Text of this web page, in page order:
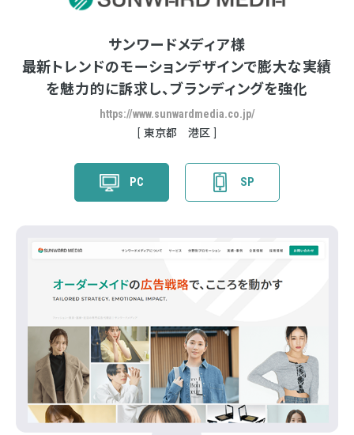
サンワードメディア様
最新トレンドのモーションデザインで膨大な実績
を魅力的に訴求し、ブランディングを強化
https://www.sunwardmedia.co.jp/
東京都 港区
PC SP